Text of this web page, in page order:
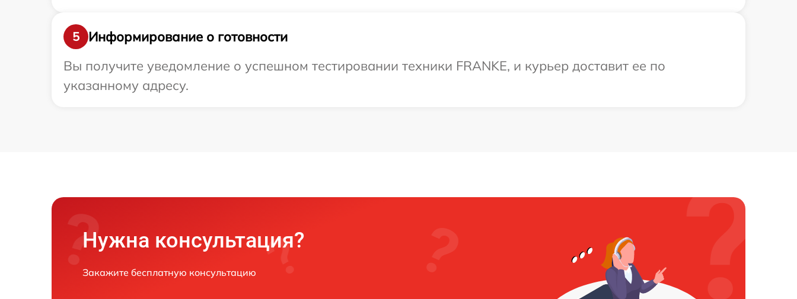
5
Информирование о готовности
Вы получите уведомление о успешном тестировании техники FRANKE, и курьер доставит ее по
указанному адресу.
Нужна консультация?
Закажите бесплатную консультацию